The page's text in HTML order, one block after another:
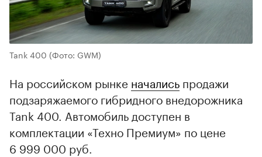
Tank 400 (Фото: GWM)
На российском рынке начались продажи
подзаряжаемого гибридного внедорожника
Tank 400. Автомобиль доступен в
комплектации «Техно Премиум» по цене
6 999 000 руб.